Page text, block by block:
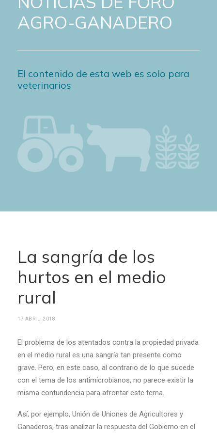
AGRO-GANADERO
El contenido de esta web es solo para
veterinarios
La sangría de los
hurtos en el medio
rural
17 ABRIL, 2018
El problema de los atentados contra la propiedad privada
en el medio rural es una sangría tan presente como
grave. Pero, en este caso, al contrario de lo que sucede
con el tema de los antimicrobianos, no parece existir la
misma contundencia para afrontar este tema.
Así, por ejemplo, Unión de Uniones de Agricultores y
Ganaderos, tras analizar la respuesta del Gobierno en el